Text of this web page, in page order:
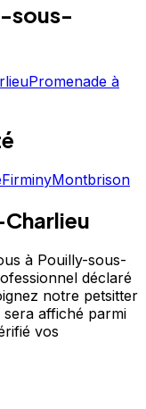
5/5 ⭐⭐⭐⭐⭐ sur
sous-
Promenade à
FirminyMontbrison
à Pouilly-sous-
déclaré
notre petsitter
affiché parmi
vos